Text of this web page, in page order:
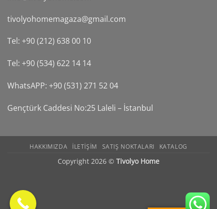
tivolyohomemagaza@gmail.com
Tel: +90 (212) 638 00 10
Tel: +90 (534) 622 14 14
WhatsAPP: +90 (531) 271 52 04
Gençtürk Caddesi No:25 Laleli – İstanbul
HAKKIMIZDA ILETIŞIM SATIŞ NOKTALARI KATALOG
Copyright 2026 © Tivolyo Home